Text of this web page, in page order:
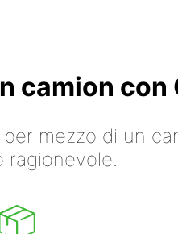
camion
mezzo di un
ragionevole.